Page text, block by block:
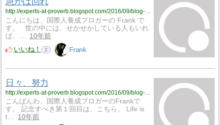
http://experts-at-proverb.blogspot.com/2016/09/blog-post_17.html
こんにちは、国際人養成ブロガーの Frank で
す。 世の中には、せかせかしている人もいれ
ば、…
10年前
いいね！
2 Frank
日々、努力
こんばんわ、国際人養成ブロガーのFrankで
す。 記念すべき第１回目は、こちら。 Life is
t…
10年前